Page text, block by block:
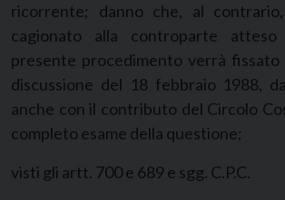
ricorrente; danno che, al
cagionato alla controparte
presente procedimento verrà fissato
discussione del 18 febbraio 1988,
anche con il contributo del Circolo
completo esame della questione;
visti gli artt. 700 e 689 e sgg. C.P.C.